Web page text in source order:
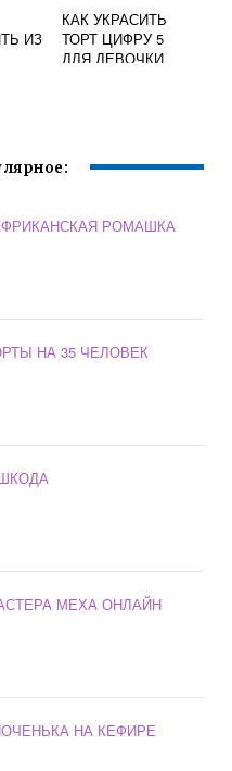
ИЗ
КАК УКРАСИТЬ
ТОРТ ЦИФРУ 5
ДЛЯ ДЕВОЧКИ
РОМАШКА
НА 35 ЧЕЛОВЕК
МЕХА ОНЛАЙН
НА КЕФИРЕ